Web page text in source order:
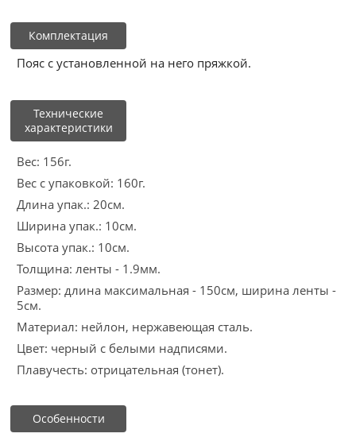
Комплектация
Пояс с установленной на него пряжкой.
Технические
характеристики
Вес: 156г.
Вес с упаковкой: 160г.
Длина упак.: 20см.
Ширина упак.: 10см.
Высота упак.: 10см.
Толщина: ленты - 1.9мм.
Размер: длина максимальная - 150см, ширина ленты -
5см.
Материал: нейлон, нержавеющая сталь.
Цвет: черный с белыми надписями.
Плавучесть: отрицательная (тонет).
Особенности